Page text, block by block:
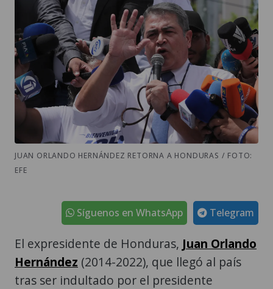
JUAN ORLANDO HERNÁNDEZ RETORNA A HONDURAS / FOTO:
EFE
Telegram
Síguenos en WhatsApp
El expresidente de Honduras, Juan Orlando
Hernández (2014-2022), que llegó al país
tras ser indultado por el presidente